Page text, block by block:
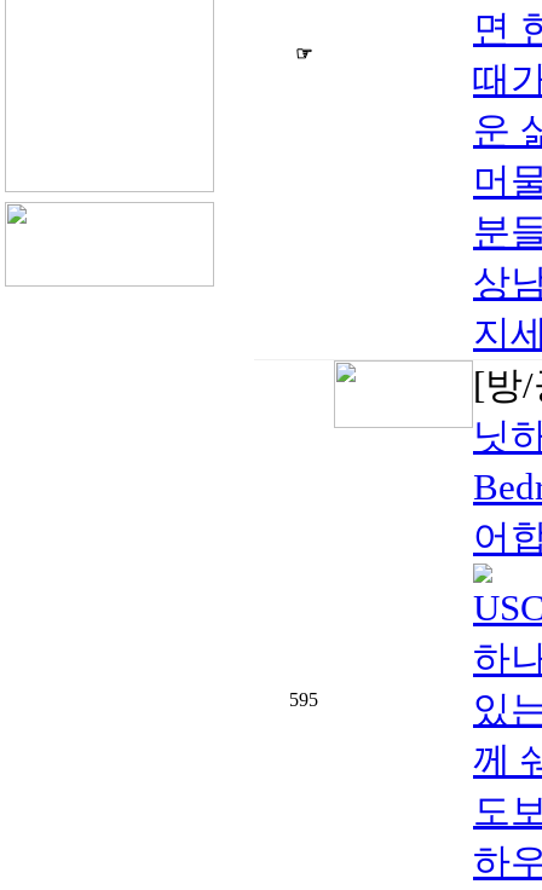
☞
면
때
운
머
분
상
지
595
[방
닛
어
하
있
께
도
하